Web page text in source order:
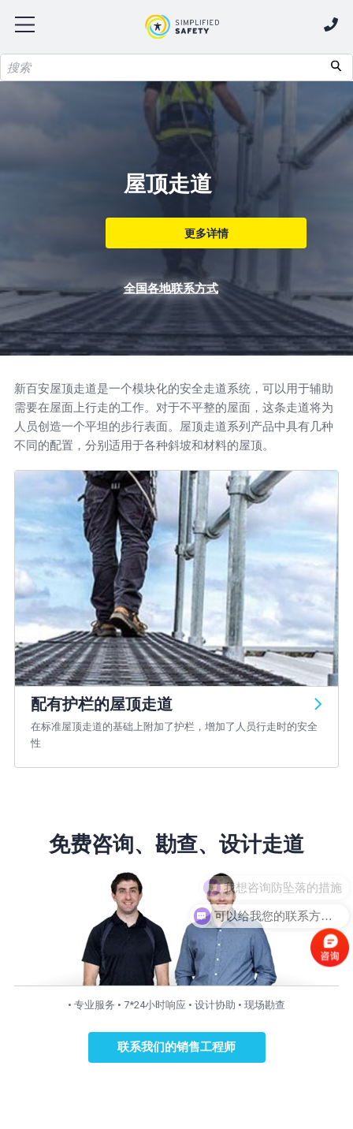
屋顶走道
上海总部电话：021-63616038
全国各地联系方式
更多详情
新百安屋顶走道是一个模块化的安全走道系统，可以用于辅助
需要在屋面上行走的工作。对于不平整的屋面，这条走道将为
人员创造一个平坦的步行表面。屋顶走道系列产品中具有几种
不同的配置，分别适用于各种斜坡和材料的屋顶。
配有护栏的屋顶走道
在标准屋顶走道的基础上附加了护栏，增加了人员行走时的安全
性
免费咨询、勘查、设计走道
• 专业服务 • 7*24小时响应 • 设计协助 • 现场勘查
联系我们的销售工程师
我想咨询防坠落的措施
可以给我您的联系方式，我打电话给您？